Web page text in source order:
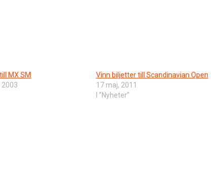
MX SM
Vinn biljetter till Scandinavian Open
17 maj, 2011
I ”Nyheter”